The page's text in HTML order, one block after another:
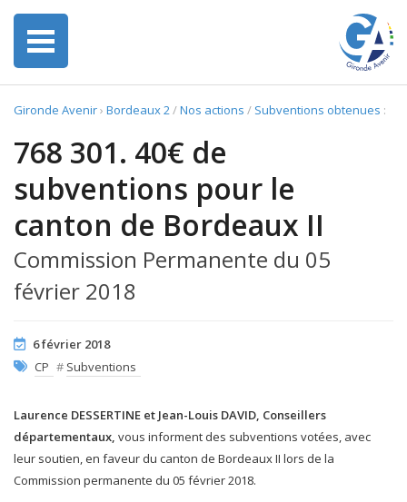
Gironde Avenir› Bordeaux 2/Nos actions / Subventions obtenues :
768 301. 40€ de
subventions pour le
canton de Bordeaux II
Commission Permanente du 05
février 2018
6 février 2018
CP # Subventions
Laurence DESSERTINE et Jean-Louis DAVID, Conseillers
départementaux, vous informent des subventions votées, avec
leur soutien, en faveur du canton de Bordeaux II lors de la
Commission permanente du 05 février 2018.